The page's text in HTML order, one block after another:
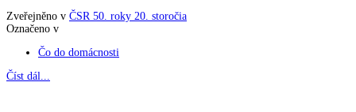
Zveřejněno v ČSR 50. roky 20. storočia
Označeno v
Čo do domácnosti
Číst dál...